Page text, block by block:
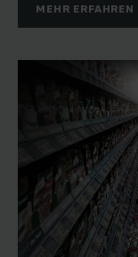
MEHR ERFAHREN